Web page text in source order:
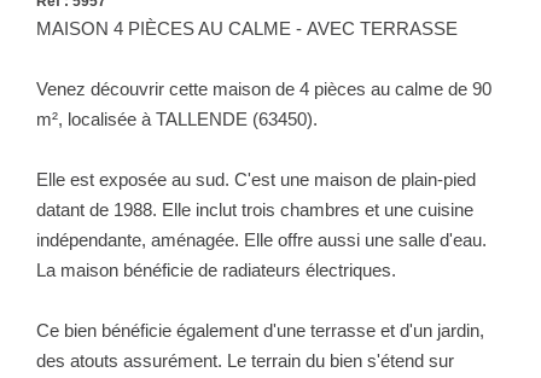
Notre Équipe
Nos Partenaires
Nos Actualités Immo
MAISON 4 PIÈCES AU CALME - AVEC TERRASSE
Venez découvrir cette maison de 4 pièces au calme de 90
m², localisée à TALLENDE (63450).
Elle est exposée au sud. C'est une maison de plain-pied
datant de 1988. Elle inclut trois chambres et une cuisine
indépendante, aménagée. Elle offre aussi une salle d'eau.
La maison bénéficie de radiateurs électriques.
Ce bien bénéficie également d'une terrasse et d'un jardin,
des atouts assurément. Le terrain du bien s'étend sur